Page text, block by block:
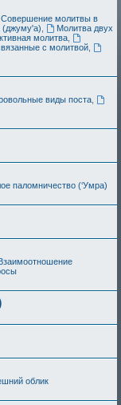
Совершение молитвы в
(джуму'а)
Молитва двух
молитва,
с молитвой,
виды поста,
паломничество (‘Умра)
облик